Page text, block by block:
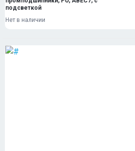
подсветкой
Нет в наличии